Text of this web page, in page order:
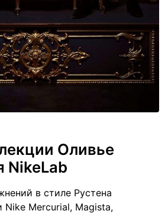
Оливье
NikeLab
в стиле Рустена
Mercurial, Magista,